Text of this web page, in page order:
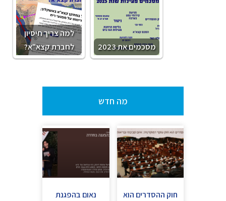
למה צריך חיסיון
לחברת קצא"א?
מסכמים את 2023
מה חדש
חוק ההסדרים הוא
נאום בהפגנת